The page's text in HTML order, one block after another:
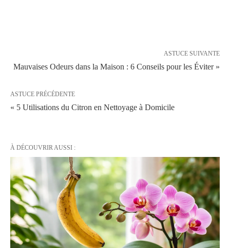
ASTUCE SUIVANTE
Mauvaises Odeurs dans la Maison : 6 Conseils pour les Éviter »
ASTUCE PRÉCÉDENTE
« 5 Utilisations du Citron en Nettoyage à Domicile
À DÉCOUVRIR AUSSI :